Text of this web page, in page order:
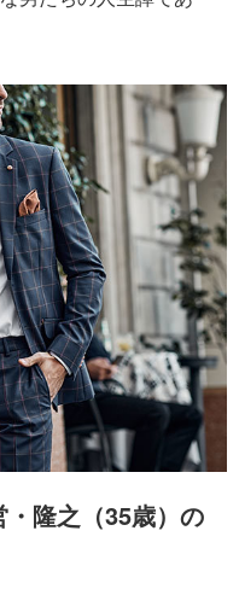
隆之（35歳）の